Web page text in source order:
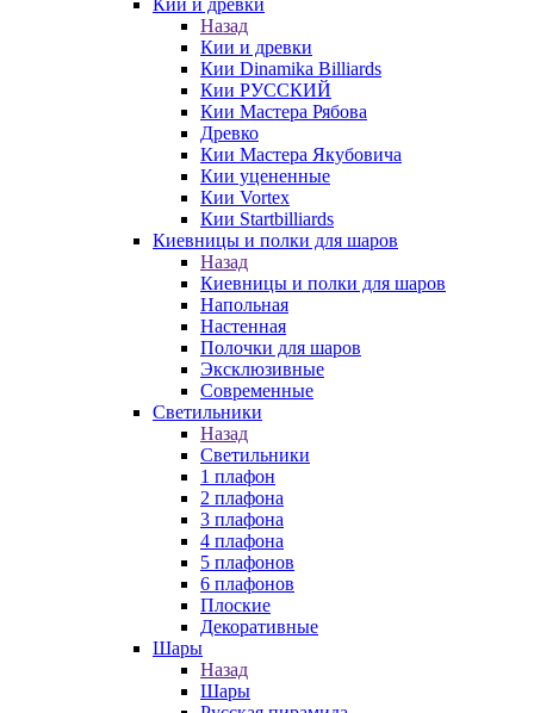
Кии и древки
Назад
Кии и древки
Кии Dinamika Billiards
Кии РУССКИЙ
Кии Мастера Рябова
Древко
Кии Мастера Якубовича
Кии уцененные
Кии Vortex
Кии Startbilliards
Киевницы и полки для шаров
Назад
Киевницы и полки для шаров
Напольная
Настенная
Полочки для шаров
Эксклюзивные
Современные
Светильники
Назад
Светильники
1 плафон
2 плафона
3 плафона
4 плафона
5 плафонов
6 плафонов
Плоские
Декоративные
Шары
Назад
Шары